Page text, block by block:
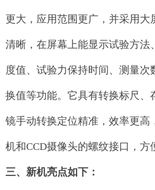
更大，应用范围更广，并采用大
清晰，在屏幕上能显示试验方法
度值、试验力保持时间、测量
换值等功能。它具有转换标尺、
镜手动转换定位精准，效率更高
机和CCD摄像头的螺纹接口，方
三、新机亮点如下：